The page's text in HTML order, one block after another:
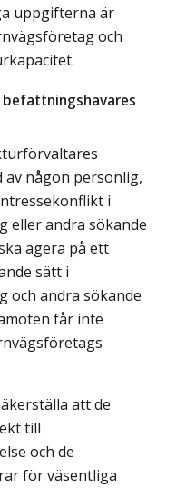
uppgifterna är
och
av någon personlig,
i
eller andra sökande
agera på ett
sätt i
och andra sökande
får inte
att de
till
och de
för väsentliga